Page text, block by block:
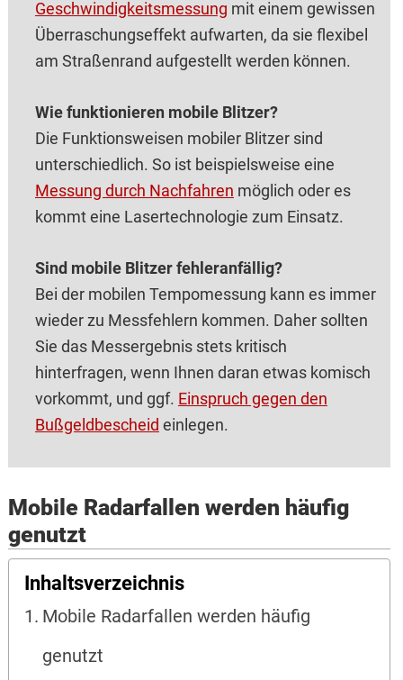
Geschwindigkeitsmessung mit einem gewissen
Überraschungseffekt aufwarten, da sie flexibel
am Straßenrand aufgestellt werden können.
Wie funktionieren mobile Blit‌zer?
Die Funktionsweisen mobiler Blit‌zer sind
unterschiedlich. So ist beispielsweise eine
Messung durch Nachfahren möglich oder es
kommt eine Lasertechnologie zum Einsatz.
Sind mobile Bli‌tzer fehleranfällig?
Bei der mobilen Tempomessung kann es immer
wieder zu Messfehlern kommen. Daher sollten
Sie das Messergebnis stets kritisch
hinterfragen, wenn Ihnen daran etwas komisch
vorkommt, und ggf. Einspruch gegen den
Bußgeldbescheid einlegen.
Mobile Radarfallen werden häufig
genutzt
Inhaltsverzeichnis
Mobile Radarfallen werden häufig
genutzt